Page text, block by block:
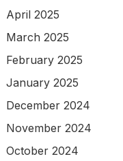
April 2025
March 2025
February 2025
January 2025
December 2024
November 2024
October 2024